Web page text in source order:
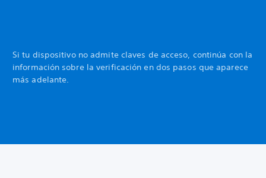
Si tu dispositivo no admite claves de acceso, continúa con la
información sobre la verificación en dos pasos que aparece
más adelante.